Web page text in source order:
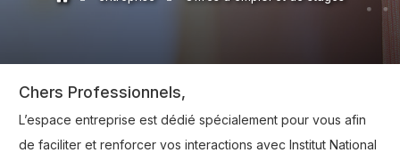
Chers Professionnels,
L’espace entreprise est dédié spécialement pour vous afin
de faciliter et renforcer vos interactions avec Institut National